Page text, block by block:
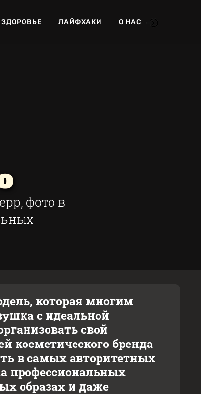
ЗДОРОВЬЕ ЛАЙФХАКИ О НАС
фото в
которая многим
с идеальной
свой
косметического бренда
в самых авторитетных
профессиональных
образах и даже